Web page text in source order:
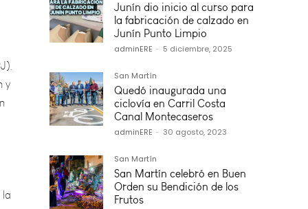
Junín dio inicio al curso para
la fabricación de calzado en
Junín Punto Limpio
adminERE - 5 diciembre, 2025
San Martín
Quedó inaugurada una
ciclovía en Carril Costa
Canal Montecaseros
adminERE - 30 agosto, 2023
San Martín
San Martín celebró en Buen
Orden su Bendición de los
Frutos